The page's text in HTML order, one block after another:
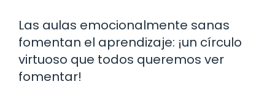
Las aulas emocionalmente sanas
fomentan el aprendizaje: ¡un círculo
virtuoso que todos queremos ver
fomentar!